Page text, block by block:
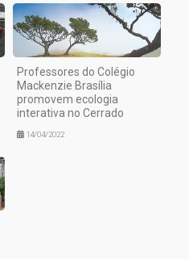
Professores do Colégio
Mackenzie Brasília
promovem ecologia
interativa no Cerrado
14/04/2022